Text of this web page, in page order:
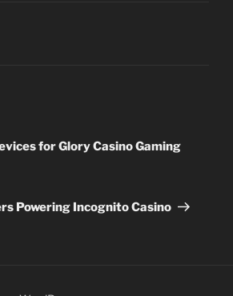
for Glory Casino Gaming
Powering Incognito Casino